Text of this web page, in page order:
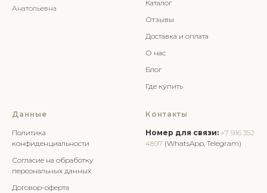
Анатольевна
Каталог
Отзывы
Доставка и оплата
О нас
Блог
Где купить
Данные
Политика
конфиденциальности
Согласие на обработку
персональных данных
Договор-оферта
Контакты
Номер для связи: +7 916 352
4897 (WhatsApp, Telegram)